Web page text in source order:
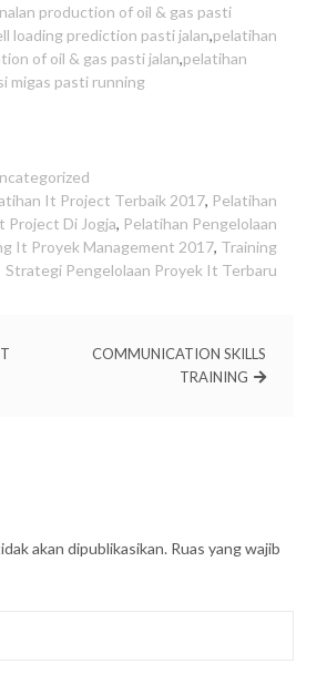
production of oil & gas pasti
loading prediction pasti jalan,pelatihan
of oil & gas pasti jalan,pelatihan
migas pasti running
It Project Terbaik 2017, Pelatihan
Project Di Jogja, Pelatihan Pengelolaan
It Proyek Management 2017, Training
Strategi Pengelolaan Proyek It Terbaru
COMMUNICATION SKILLS
TRAINING
akan dipublikasikan. Ruas yang wajib